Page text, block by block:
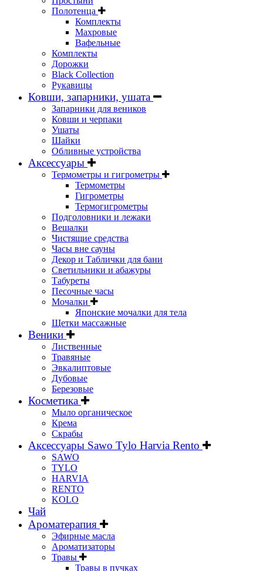
Полотенца
Комплекты
Махровые
Вафельные
Комплекты
Дорожки
Black Collection
Рукавицы
Ковши, запарники, ушата
Запарники для веников
Ковши и черпаки
Ушаты
Шайки
Обливные устройства
Аксессуары
Термометры и гигрометры
Термометры
Гигрометры
Термогигрометры
Подголовники и лежаки
Вешалки
Чистящие средства
Часы вне сауны
Декор и Таблички для бани
Светильники и абажуры
Табуреты
Песочные часы
Мочалки
Японские мочалки для тела
Щетки массажные
Веники
Лиственные
Травяные
Эвкалиптовые
Дубовые
Березовые
Косметика
Мыло органическое
Крема
Скрабы
Аксессуары Sawo Tylo Harvia Rento
SAWO
TYLO
HARVIA
RENTO
KOLO
Чай
Ароматерапия
Эфирные масла
Ароматизаторы
Травы
Травы в пучках